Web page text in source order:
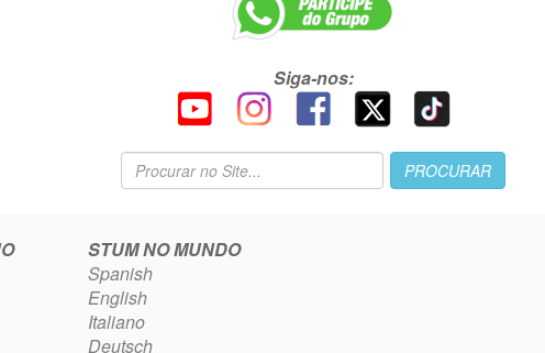
Siga-nos:
STUM NO MUNDO
Spanish
English
Italiano
Deutsch